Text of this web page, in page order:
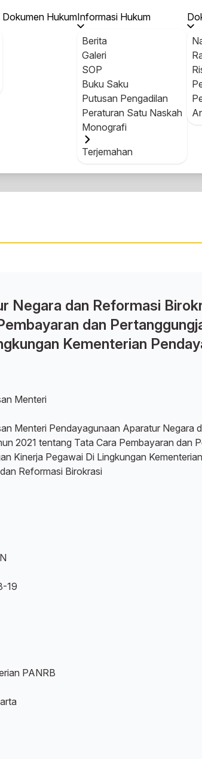
Dokumen HukumInformasi Hukum
Berita
Galeri
SOP
Buku Saku
Putusan Pengadilan
Peraturan Satu Naskah
Monografi
Terjemahan
HUKUM
Negara dan Reformasi
dan
Kementerian
Menteri
Menteri Pendayagunaan Aparatur Negara
2021 tentang Tata Cara Pembayaran dan
Kinerja Pegawai Di Lingkungan
Reformasi Birokrasi
19
PANRB